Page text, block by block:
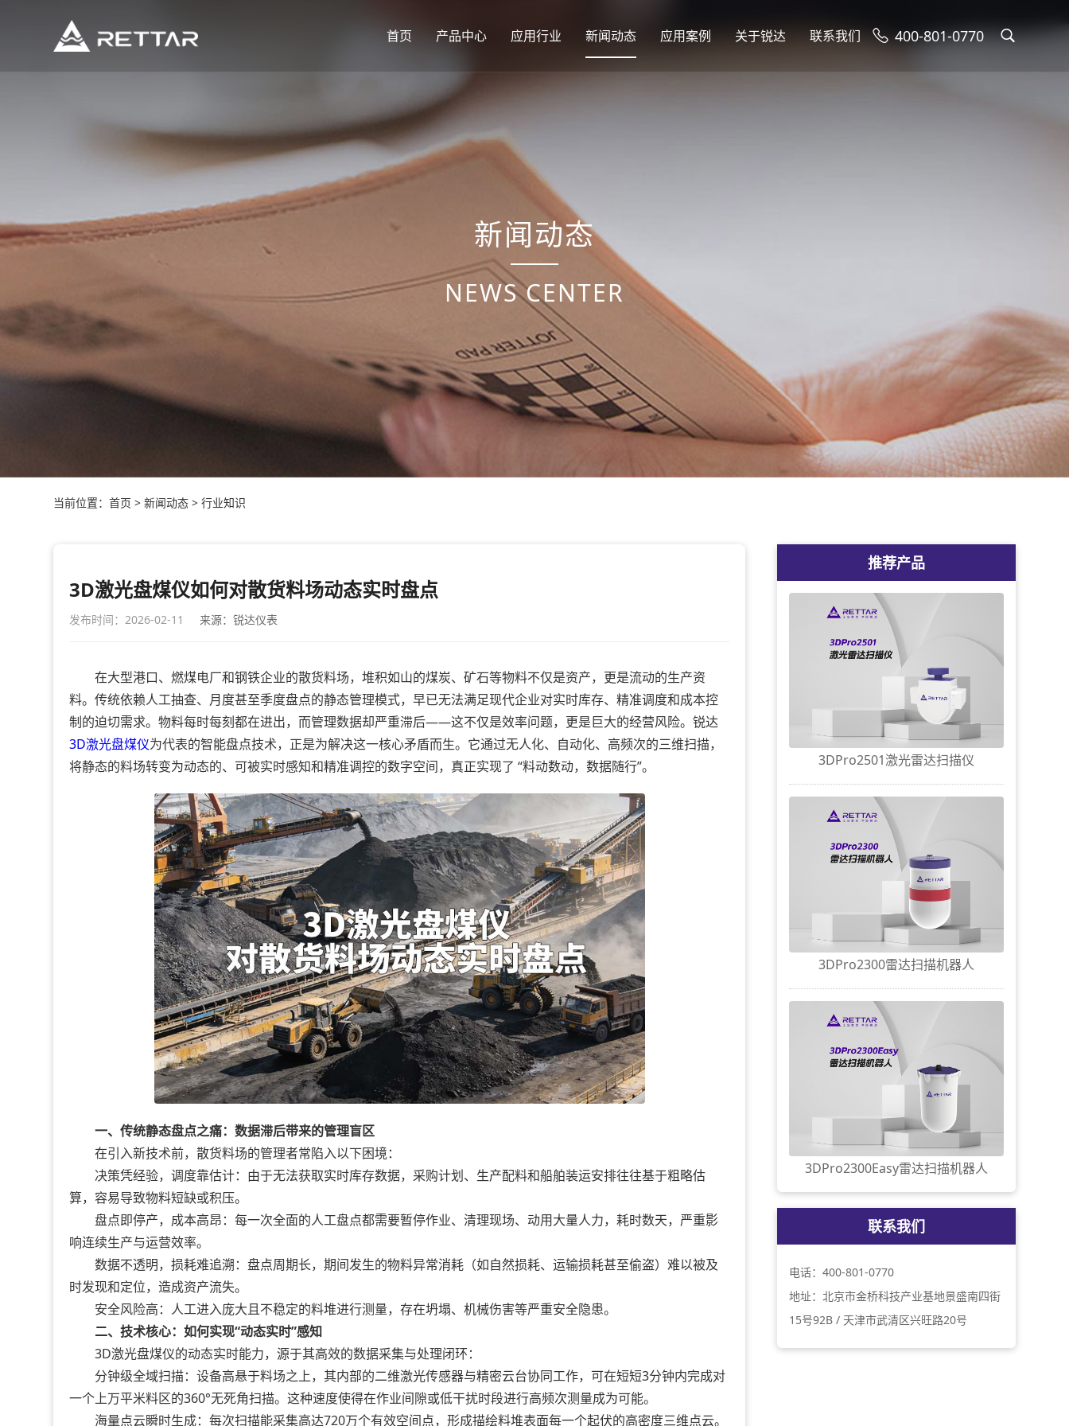
首页 产品中心 应用行业 新闻动态 应用案例 关于锐达 联系我们 400-801-0770
新闻动态
NEWS CENTER
当前位置：首页 > 新闻动态 > 行业知识
3D激光盘煤仪如何对散货料场动态实时盘点
发布时间：2026-02-11 来源：锐达仪表
在大型港口、燃煤电厂和钢铁企业的散货料场，堆积如山的煤炭、矿石等物料不仅是资产，更是流动的生产资
料。传统依赖人工抽查、月度甚至季度盘点的静态管理模式，早已无法满足现代企业对实时库存、精准调度和成本控
制的迫切需求。物料每时每刻都在进出，而管理数据却严重滞后——这不仅是效率问题，更是巨大的经营风险。锐达
3D激光盘煤仪为代表的智能盘点技术，正是为解决这一核心矛盾而生。它通过无人化、自动化、高频次的三维扫描，
将静态的料场转变为动态的、可被实时感知和精准调控的数字空间，真正实现了 “料动数动，数据随行”。
一、传统静态盘点之痛：数据滞后带来的管理盲区
在引入新技术前，散货料场的管理者常陷入以下困境：
决策凭经验，调度靠估计：由于无法获取实时库存数据，采购计划、生产配料和船舶装运安排往往基于粗略估
算，容易导致物料短缺或积压。
盘点即停产，成本高昂：每一次全面的人工盘点都需要暂停作业、清理现场、动用大量人力，耗时数天，严重影
响连续生产与运营效率。
数据不透明，损耗难追溯：盘点周期长，期间发生的物料异常消耗（如自然损耗、运输损耗甚至偷盗）难以被及
时发现和定位，造成资产流失。
安全风险高：人工进入庞大且不稳定的料堆进行测量，存在坍塌、机械伤害等严重安全隐患。
二、技术核心：如何实现“动态实时”感知
3D激光盘煤仪的动态实时能力，源于其高效的数据采集与处理闭环：
分钟级全域扫描：设备高悬于料场之上，其内部的二维激光传感器与精密云台协同工作，可在短短3分钟内完成对
一个上万平米料区的360°无死角扫描。这种速度使得在作业间隙或低干扰时段进行高频次测量成为可能。
海量点云瞬时生成：每次扫描能采集高达720万个有效空间点，形成描绘料堆表面每一个起伏的高密度三维点云。
推荐产品
3DPro2501激光雷达扫描仪
3DPro2300雷达扫描机器人
3DPro2300Easy雷达扫描机器人
联系我们
电话：400-801-0770
地址：北京市金桥科技产业基地景盛南四街
15号92B / 天津市武清区兴旺路20号